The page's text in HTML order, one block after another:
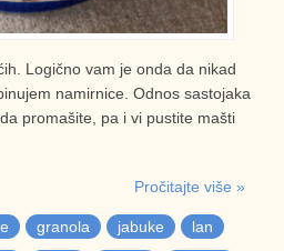
Logično vam je onda da nikad
namirnice. Odnos sastojaka
promašite, pa i vi pustite mašti
Pročitajte više »
granola jabuke
lan